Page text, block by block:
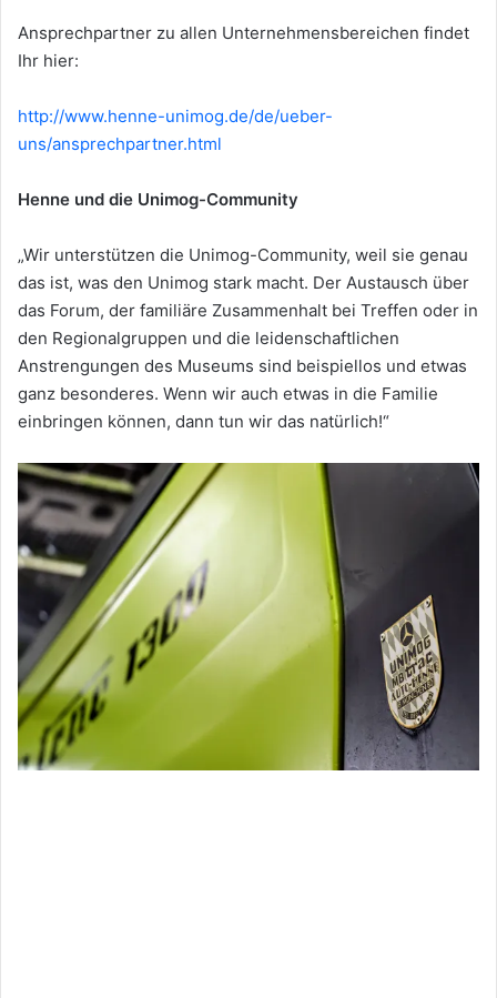
Ansprechpartner zu allen Unternehmensbereichen findet
Ihr hier:
http://www.henne-unimog.de/de/ueber-
uns/ansprechpartner.html
Henne und die Unimog-Community
„Wir unterstützen die Unimog-Community, weil sie genau
das ist, was den Unimog stark macht. Der Austausch über
das Forum, der familiäre Zusammenhalt bei Treffen oder in
den Regionalgruppen und die leidenschaftlichen
Anstrengungen des Museums sind beispiellos und etwas
ganz besonderes. Wenn wir auch etwas in die Familie
einbringen können, dann tun wir das natürlich!“